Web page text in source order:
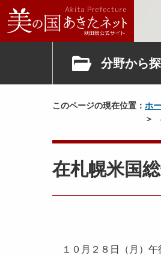
分野から
このページの現在位置： ホ
在札幌米国
１０月２８日（月）午